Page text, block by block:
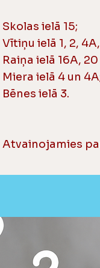
Skolas ielā 15;
Vītiņu ielā 1, 2,
Raiņa ielā 16A, 20
Miera ielā 4 un
Bēnes ielā 3.
Atvainojamies